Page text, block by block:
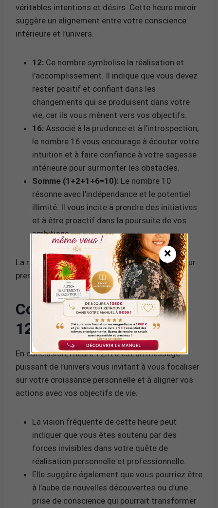
véritables intentions et désirs. Cette heure miroir
suggère un alignement entre votre conscience
intérieure et l’univers.
12: Ce nombre symbolise la réalisation et
l’accomplissement. Il indique que vous devez
rester positif et confiant dans les
changements qui se produisent dans votre
vie, car ils vous mènent vers vos objectifs.
16: Associé à la prudence et à l’introspection,
le nombre 16 vous encourage à écouter votre
intuition et à faire confiance à votre sagesse
intérieure pour surmonter les obstacles.
Somme (1+2+1+6=10): Le nombre 10
résonne avec l’indépendance et le potentiel
illimité. Il vous incite à prendre des initiatives
et à être proactif dans la poursuite de vos
ambitions.
La récurrence de l’heure 12h16 est un signal pour
prendre des décisions audacieuses et avancer.
Conclusion pour l’heure
12h16
En conclusion, l’heure 12h16 est un message
puissant de l’univers vous invitant à vous focaliser
sur votre croissance personnelle et à aligner vos
actions avec vos objectifs de vie.
La vision fréquente de cette heure peut
indiquer que vous êtes soutenu par des
forces invisibles dans votre quête de
réalisation personnelle et professionnelle.
Elle suggère également que vous pourriez être
à l’aube de nouvelles découvertes ou d’une
prise de conscience qui pourrait transformer
×